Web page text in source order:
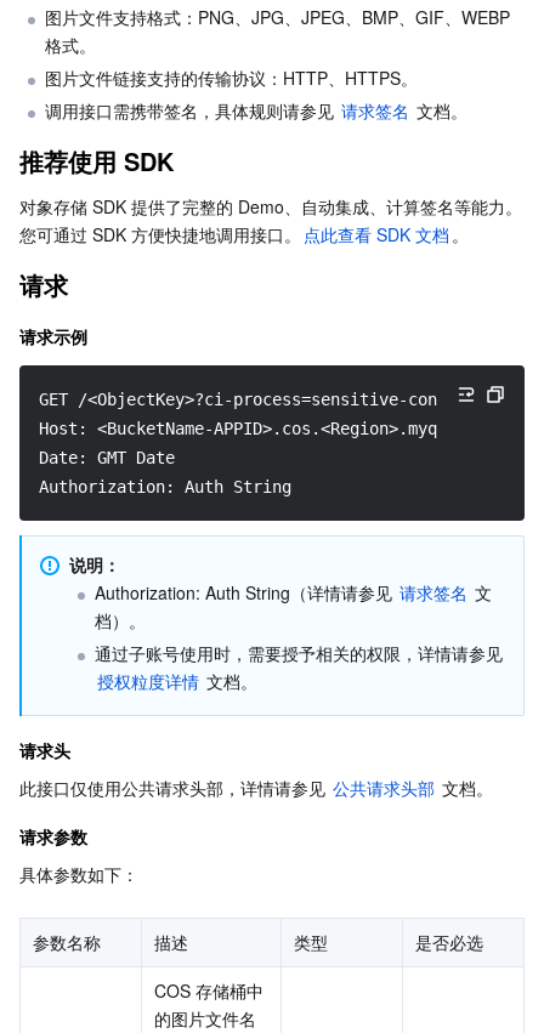
Anycast 公网加速
共享带宽包
私有连接
全球应用加速
游戏安全
漏洞扫描服务
防火墙管理
移动解析 HTTPDNS
DNSPod
腾讯会议
腾讯乐享
弹性 MapReduce
Elasticsearch Service
数据湖计算
腾讯云数据仓库 TCHouse-D
腾讯云数据仓库 TCHouse-P
数据开发治理平台 WeData
多模态智能数据湖 TCLake
AI 基础产品
人脸识别
语音识别
文字识别
人脸融合
AI 应用产品
人脸核身
腾讯云大模型训推平台TI-ONE
腾讯大模型
知识引擎原子能力
大模型图像创作引擎
大模型视频创作引擎
腾讯混元大模型
物联网通信
消息队列
消息队列 CKafka 版
消息队列 RocketMQ 版
消息队列 Pulsar 版
消息队列 CMQ
通信服务
短信
邮件推送
实时互动
实时音视频
游戏多媒体引擎
云联络中心
媒体直播
云直播
云点播
媒体点播
应用云渲染
云桌面
直播 SDK
短视频 SDK
腾讯特效 SDK
教育服务
互动白板
医疗服务
腾讯健康组学平台
数智医疗影像平台
云资源管理
API
开发者工具
图片文件支持格式：PNG、JPG、JPEG、BMP、GIF、WEBP
格式。
图片文件链接支持的传输协议：HTTP、HTTPS。
调用接口需携带签名，具体规则请参见 请求签名 文档。
推荐使用 SDK
对象存储 SDK 提供了完整的 Demo、自动集成、计算签名等能力。
您可通过 SDK 方便快捷地调用接口。 点此查看 SDK 文档 。
请求
请求示例
GET /<ObjectKey>?ci-process=sensitive-content-
Host: <BucketName-APPID>.cos.<Region>.myqcloud.com
Date: GMT Date
Authorization: Auth String
说明：
Authorization: Auth String（详情请参见 请求签名 文
档）。
通过子账号使用时，需要授予相关的权限，详情请参见
授权粒度详情 文档。
请求头
此接口仅使用公共请求头部，详情请参见 公共请求头部 文档。
请求参数
具体参数如下：
参数名称 描述 类型 是否必选
COS 存储桶中
的图片文件名